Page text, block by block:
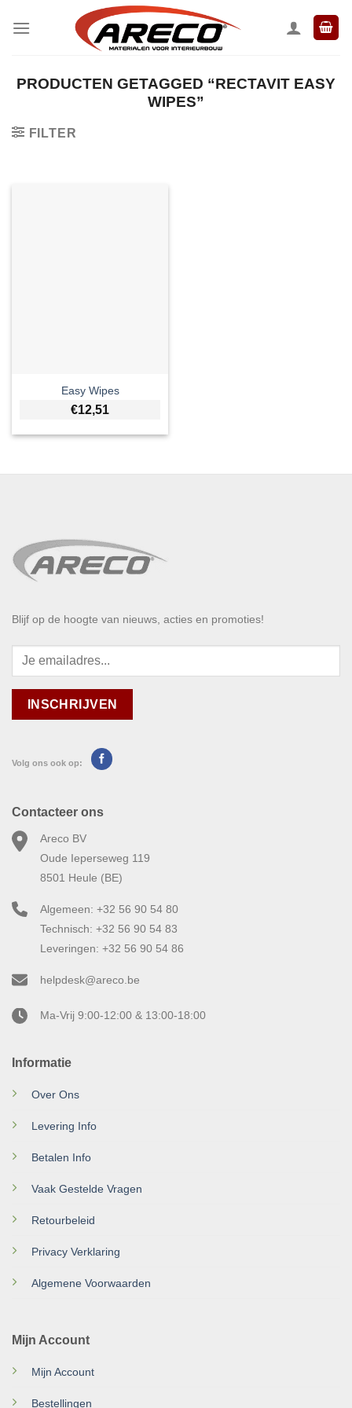
naar
PRODUCTEN GETAGGED “RECTAVIT EASY
WIPES”
FILTER
Easy Wipes
€12,51
Blijf op de hoogte van nieuws, acties en promoties!
Volg ons ook op:
Informatie
Over Ons
Levering Info
Betalen Info
Vaak Gestelde Vragen
Retourbeleid
Privacy Verklaring
Algemene Voorwaarden
Mijn Account
Mijn Account
Bestellingen
Contacteer ons
Areco BV
Oude Ieperseweg 119
8501 Heule (BE)
Algemeen: +32 56 90 54 80
Technisch: +32 56 90 54 83
Leveringen: +32 56 90 54 86
helpdesk@areco.be
Ma-Vrij 9:00-12:00 & 13:00-18:00